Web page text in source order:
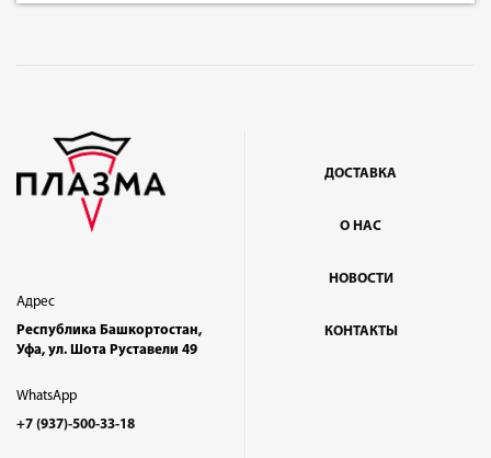
Адрес
Республика Башкортостан,
Уфа, ул. Шота Руставели 49
WhatsApp
+7 (937)-500-33-18
ДОСТАВКА
О НАС
НОВОСТИ
КОНТАКТЫ